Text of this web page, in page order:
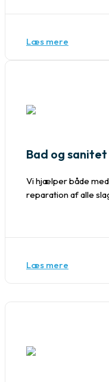
Læs mere
Bad og sanitet
Vi hjælper både
reparation af alle
Læs mere